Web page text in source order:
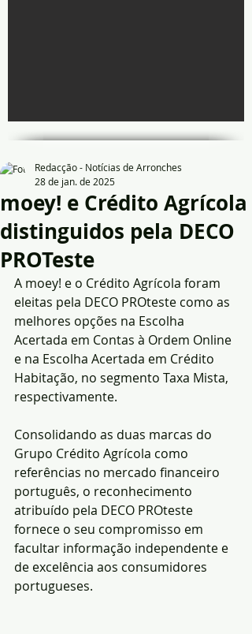
moey! e Crédito Agrícola
distinguidos pela DECO
PROTeste
Redacção - Notícias de Arronches
28 de jan. de 2025
A moey! e o Crédito Agrícola foram
eleitas pela DECO PROteste como as
melhores opções na Escolha
Acertada em Contas à Ordem Online
e na Escolha Acertada em Crédito
Habitação, no segmento Taxa Mista,
respectivamente.
Consolidando as duas marcas do
Grupo Crédito Agrícola como
referências no mercado financeiro
português, o reconhecimento
atribuído pela DECO PROteste
fornece o seu compromisso em
facultar informação independente e
de excelência aos consumidores
portugueses.